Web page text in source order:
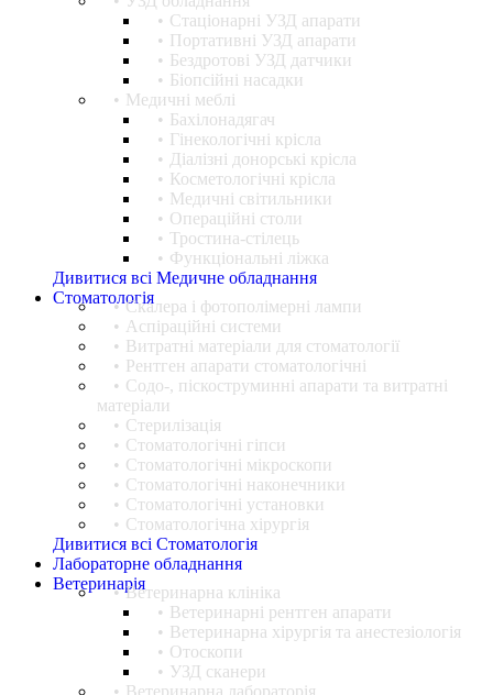
Стаціонарні УЗД апарати
Портативні УЗД апарати
Бездротові УЗД датчики
Біопсійні насадки
Медичні меблі
Бахілонадягач
Гінекологічні крісла
Діалізні донорські крісла
Косметологічні крісла
Медичні світильники
Операційні столи
Тростина-стілець
Функціональні ліжка
Дивитися всі Медичне обладнання
СтоматологіяCкалера і фотополімерні лампи
Аспіраційні системи
Витратні матеріали для стоматології
Рентген апарати стоматологічні
Содо-, піскоструминні апарати та витратні
матеріали
Стерилізація
Стоматологічні гіпси
Стоматологічні мікроскопи
Стоматологічні наконечники
Стоматологічні установки
Стоматологічна хірургія
Дивитися всі Стоматологія
Лабораторне обладнання
ВетеринаріяВетеринарна клініка
Ветеринарні рентген апарати
Ветеринарна хірургія та анестезіологія
Отоскопи
УЗД сканери
Ветеринарна лабораторія